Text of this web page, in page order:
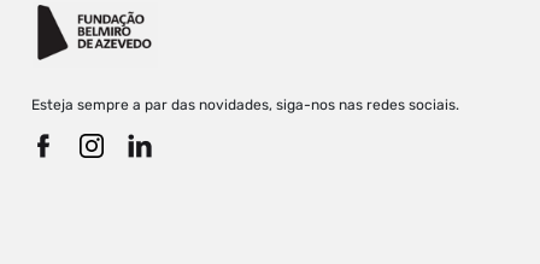
Esteja sempre a par das novidades, siga-nos nas redes sociais.